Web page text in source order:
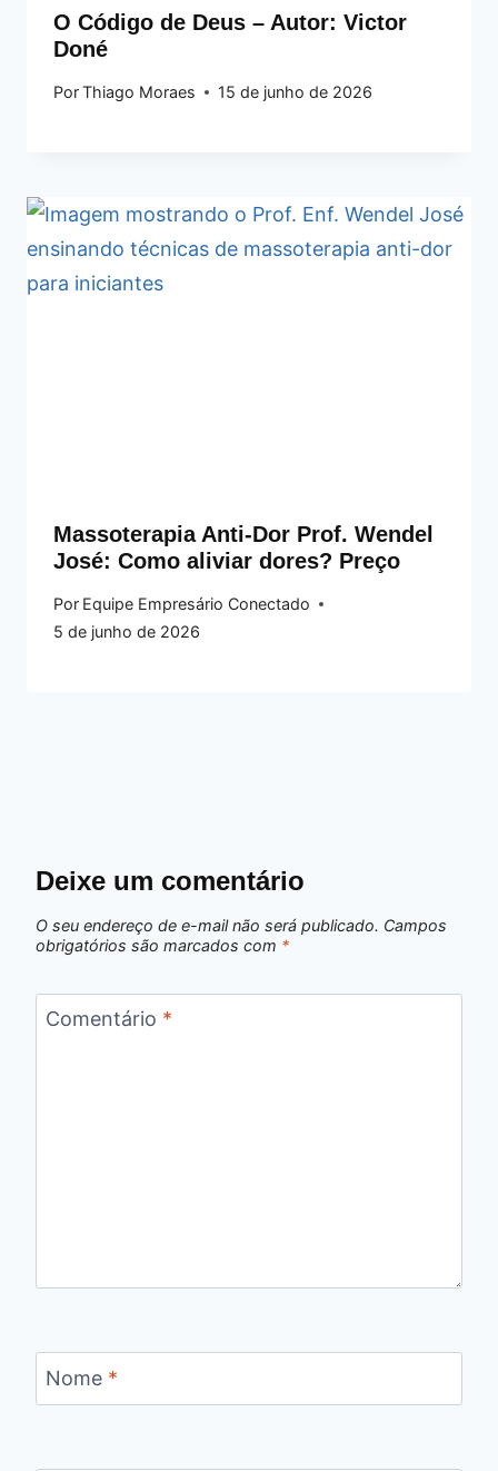
O Código de Deus – Autor: Victor
Doné
PorThiago Moraes 15 de junho de 2026
Massoterapia Anti-Dor Prof. Wendel
José: Como aliviar dores? Preço
Por Equipe Empresário Conectado
5 de junho de 2026
Deixe um comentário
O seu endereço de e-mail não será publicado. Campos
obrigatórios são marcados com *
Comentário *
Nome *